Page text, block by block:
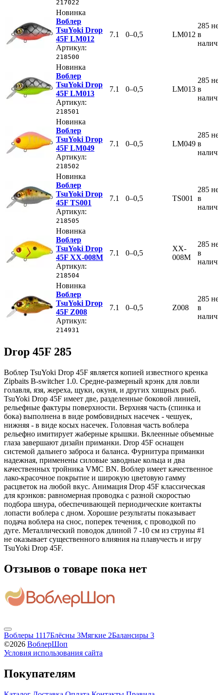
217022
Новинка
Воблер
TsuYoki Drop
45F LM012
Артикул:
218500
7.1 0–0,5 LM012
285
в
Новинка
Воблер
TsuYoki Drop
45F LM013
Артикул:
218501
7.1 0–0,5 LM013
285
в
Новинка
Воблер
TsuYoki Drop
45F LM049
Артикул:
218502
7.1 0–0,5 LM049
285
в
Новинка
Воблер
TsuYoki Drop
45F TS001
Артикул:
218505
7.1 0–0,5 TS001
285
в
Новинка
Воблер
TsuYoki Drop
45F XX-008M
Артикул:
218504
7.1 0–0,5
XX-
008M
285
в
Новинка
Воблер
TsuYoki Drop
45F Z008
Артикул:
214931
7.1 0–0,5 Z008
285
в
Drop 45F 285
Воблер TsuYoki Drop 45F является копией известного кренка
Zipbaits B-switcher 1.0. Средне-размерный крэнк для ловли
голавля, язя, жереха, щуки, окуня, и других хищных рыб.
TsuYoki Drop 45F имеет две, разделенные боковой линией,
рельефные фактуры поверхности. Верхняя часть (спинка и
бока) выполнена в виде ромбовидных насечек - чешуек,
нижняя - в виде косых насечек. Головная часть воблера
рельефно имитирует жаберные крышки. Вклеенные объемные
глаза завершают дизайн приманки. Drop 45F оснащен
системой дальнего заброса и баланса. Фурнитура приманки
надежная, применены силовые заводные кольца и два
качественных тройника VMC BN. Воблер имеет качественное
лако-красочное покрытие и широкую цветовую гамму
расцветок на любой вкус. Анимация Drop 45F классическая
для крэнков: равномерная проводка с разной скоростью
подбора шнура, обеспечивающей периодические контакты
лопасти воблера с дном. Хорошие результаты показывает
подача воблера на снос, поперек течения, с проводкой по
дуге. Металлический поводок длиной 7 -10 см из струны #1
не оказывает существенного влияния на плавучесть и игру
TsuYoki Drop 45F.
Отзывов о товаре пока нет
Воблеры 1117Блёсны 3Мягкие 2Балансиры 3
©2026 ВоблерШоп
Условия использования сайта
Покупателям